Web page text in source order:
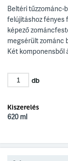
Beltéri tűzzománc-
felújításhoz fényes
képező
megsérült zománc
Két komponensből
db
Kiszerelés
620 ml